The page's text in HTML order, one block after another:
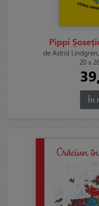
Pippi
de Astrid
20 x
În